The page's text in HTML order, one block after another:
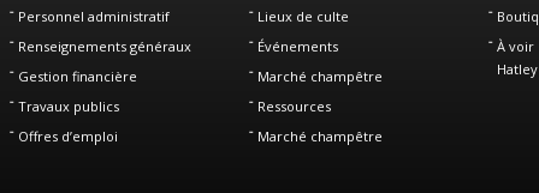
Personnel administratif
Renseignements généraux
Gestion financière
Travaux publics
Offres d’emploi
Lieux de culte
Événements
Marché champêtre
Ressources
Marché champêtre
À voir
Hatley